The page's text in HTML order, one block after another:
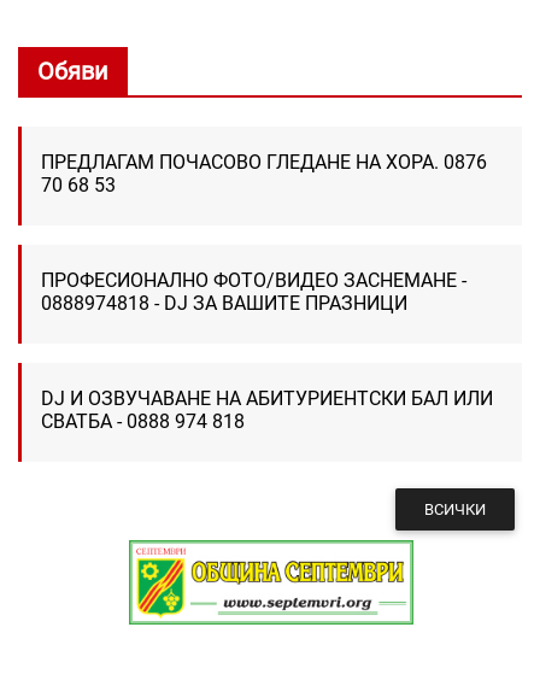
Обяви
ПРЕДЛАГАМ ПОЧАСОВО ГЛЕДАНЕ НА ХОРА. 0876
70 68 53
ПРОФЕСИОНАЛНО ФОТО/ВИДЕО ЗАСНЕМАНЕ -
0888974818 - DJ ЗА ВАШИТЕ ПРАЗНИЦИ
DJ И ОЗВУЧАВАНЕ НА АБИТУРИЕНТСКИ БАЛ ИЛИ
СВАТБА - 0888 974 818
ВСИЧКИ